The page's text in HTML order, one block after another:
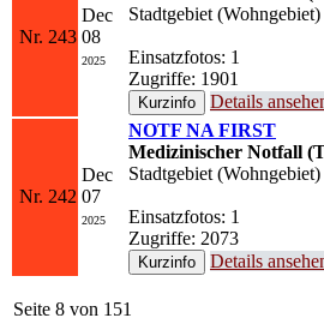
Nr. 243
Dec
08
2025
Stadtgebiet (Wohngebiet)
Einsatzfotos: 1
Zugriffe: 1901
Details
Nr. 242
Dec
07
2025
NOTF NA FIRST
Medizinischer Notfall
Stadtgebiet (Wohngebiet)
Einsatzfotos: 1
Zugriffe: 2073
Details
Seite 8 von 151